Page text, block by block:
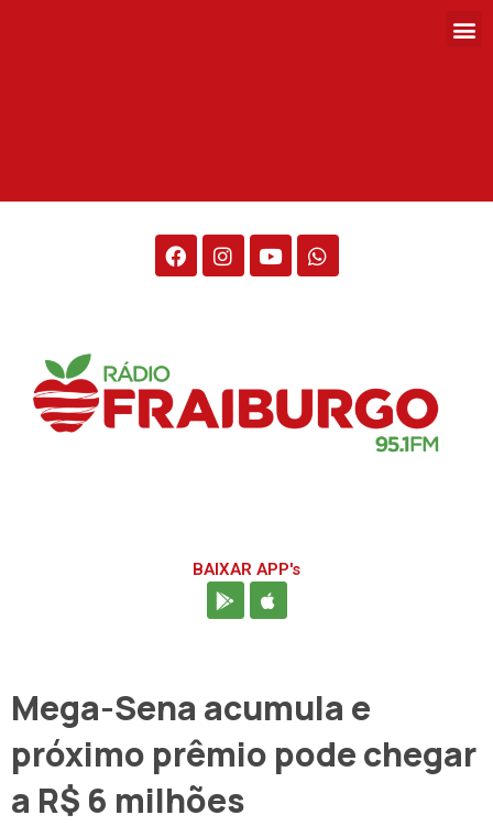
BAIXAR APP's
Mega-Sena acumula e
próximo prêmio pode chegar
a R$ 6 milhões